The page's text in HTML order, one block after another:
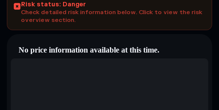
Risk status: Danger
Check detailed risk information below. Click to view the risk
overview section.
No price information available at this time.